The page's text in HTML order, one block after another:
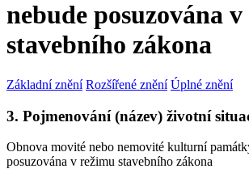
nebude posuzována
stavebního zákona
Základní znění Rozšířené znění Úplné znění
3. Pojmenování (název) životní
Obnova movité nebo nemovité kulturní
posuzována v režimu stavebního zákona